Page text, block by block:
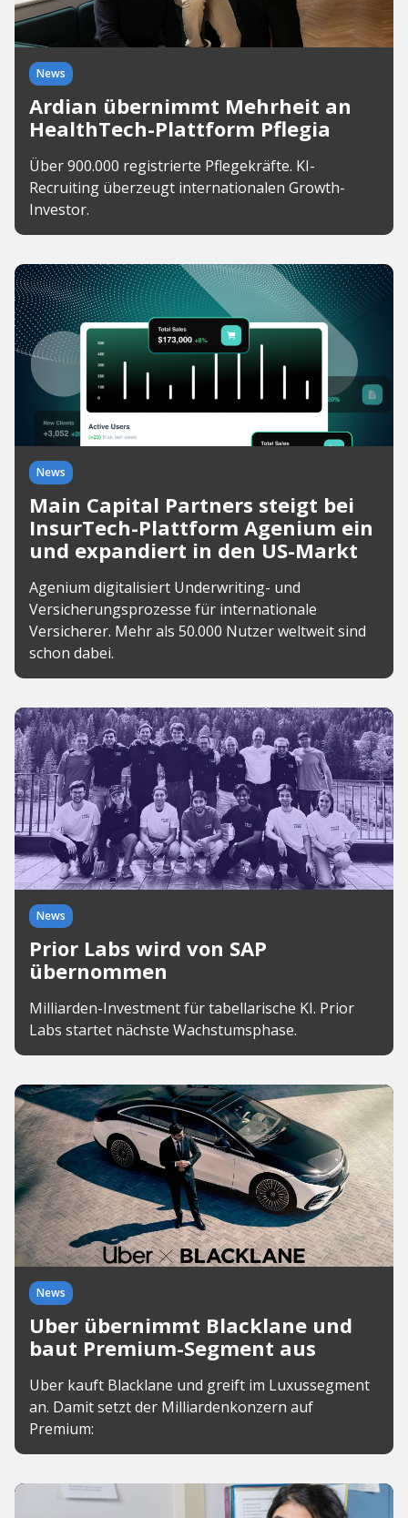
News
Ardian übernimmt Mehrheit an
HealthTech-Plattform Pflegia
Über 900.000 registrierte Pflegekräfte. KI-
Recruiting überzeugt internationalen Growth-
Investor.
News
Main Capital Partners steigt bei
InsurTech-Plattform Agenium ein
und expandiert in den US-Markt
Agenium digitalisiert Underwriting- und
Versicherungsprozesse für internationale
Versicherer. Mehr als 50.000 Nutzer weltweit sind
schon dabei.
News
Prior Labs wird von SAP
übernommen
Milliarden-Investment für tabellarische KI. Prior
Labs startet nächste Wachstumsphase.
News
Uber übernimmt Blacklane und
baut Premium-Segment aus
Uber kauft Blacklane und greift im Luxussegment
an. Damit setzt der Milliardenkonzern auf
Premium: